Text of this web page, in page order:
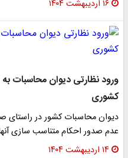
۱۶ اردیبهشت ۱۴۰۴
ورود نظارتی دیوان محاسبات
کشوری
دیوان محاسبات کشور در راستای
عدم صدور احکام متناسب سازی
۱۴ اردیبهشت ۱۴۰۴